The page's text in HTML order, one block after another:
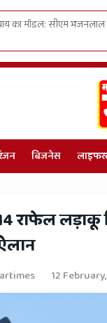
जनहित में ढिलाई नहीं -
बिजनेस
राफेल लड़ाकू
12